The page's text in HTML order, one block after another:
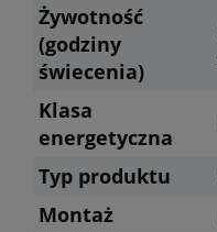
Żywotność
(godziny
świecenia)
Klasa
energetyczna
Typ produktu
Montaż